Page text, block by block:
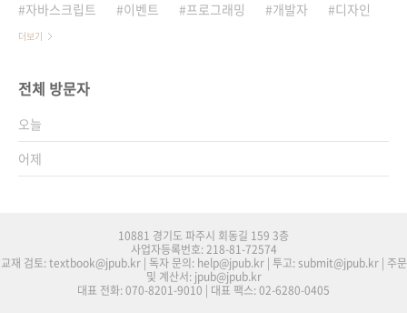
자바스크립트
이벤트 프로그래밍 개발자 디자인
더보기
전체 방문자
오늘
어제
10881 경기도 파주시 회동길 159 3층
사업자등록번호: 218-81-72574
교재 검토: textbook@jpub.kr | 독자 문의: help@jpub.kr | 투고: submit@jpub.kr | 주문
및 계산서: jpub@jpub.kr
대표 전화: 070-8201-9010 | 대표 팩스: 02-6280-0405